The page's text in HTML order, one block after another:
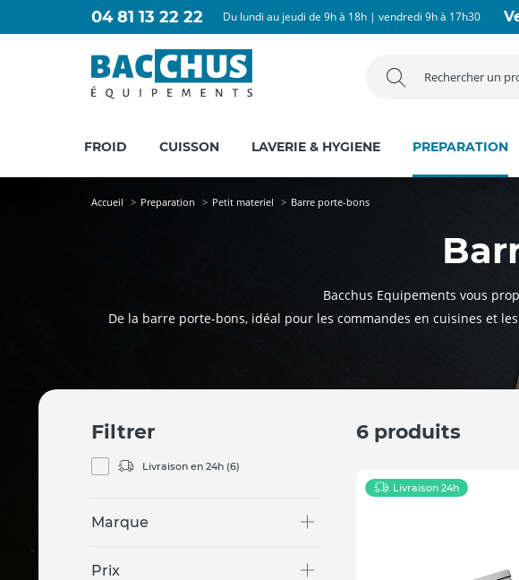
04 81 13 22 22 Du lundi au jeudi de 9h à 18h | vendredi 9h à 17h30
FROID CUISSON LAVERIE & HYGIENE PREPARATION
Accueil Preparation Petit materiel Barre porte-bons
Bacchus Equipements vous
De la barre porte-bons, idéal pour les commandes en cuisines et
Filtrer
Livraison en 24h (6)
Marque
Prix
6 produits
Livraison 24h